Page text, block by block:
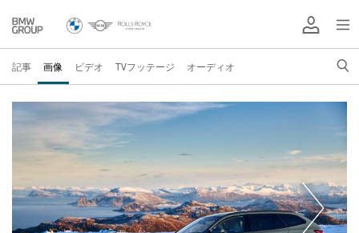
記事 画像 ビデオ TVフッテージ オーディオ